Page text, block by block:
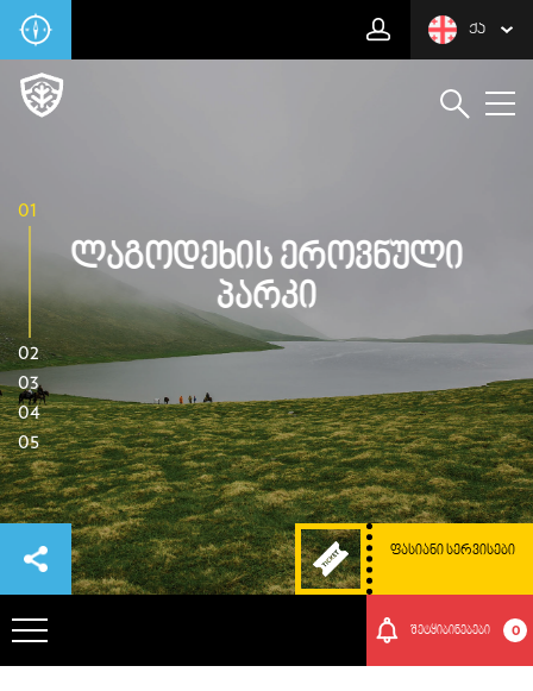
ᲥᲐ
01
02
03
04
05
Ლაგოდეხის Ეროვნული
Პარკი
ᲤᲐᲡᲘᲐᲜᲘ ᲡᲔᲠᲕᲘᲡᲔᲑᲘ
შეტყიბინებები 0